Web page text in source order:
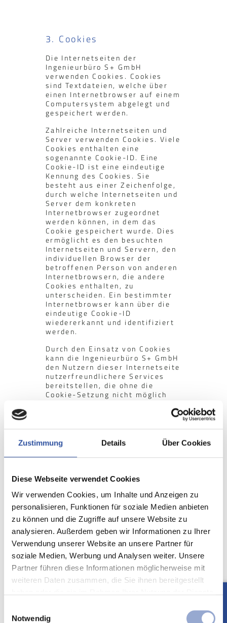
Zustimmung Details Über Cookies
Diese Webseite verwendet Cookies
Wir verwenden Cookies, um Inhalte und Anzeigen zu
personalisieren, Funktionen für soziale Medien anbieten
zu können und die Zugriffe auf unsere Website zu
analysieren. Außerdem geben wir Informationen zu Ihrer
Verwendung unserer Website an unsere Partner für
soziale Medien, Werbung und Analysen weiter. Unsere
Partner führen diese Informationen möglicherweise mit
weiteren Daten zusammen, die Sie ihnen bereitgestellt
Notwendig
3. Cookies
Die Internetseiten der
Ingenieurbüro S+ GmbH
verwenden Cookies. Cookies
sind Textdateien, welche über
einen Internetbrowser auf einem
Computersystem abgelegt und
gespeichert werden.
Zahlreiche Internetseiten und
Server verwenden Cookies. Viele
Cookies enthalten eine
sogenannte Cookie-ID. Eine
Cookie-ID ist eine eindeutige
Kennung des Cookies. Sie
besteht aus einer Zeichenfolge,
durch welche Internetseiten und
Server dem konkreten
Internetbrowser zugeordnet
werden können, in dem das
Cookie gespeichert wurde. Dies
ermöglicht es den besuchten
Internetseiten und Servern, den
individuellen Browser der
betroffenen Person von anderen
Internetbrowsern, die andere
Cookies enthalten, zu
unterscheiden. Ein bestimmter
Internetbrowser kann über die
eindeutige Cookie-ID
wiedererkannt und identifiziert
werden.
Durch den Einsatz von Cookies
kann die Ingenieurbüro S+ GmbH
den Nutzern dieser Internetseite
nutzerfreundlichere Services
bereitstellen, die ohne die
Cookie-Setzung nicht möglich
die Informationen und Angebote
auf unserer Internetseite im
Sinne des Benutzers optimiert
werden. Cookies ermöglichen
Benutzer unserer Internetseite
wiederzuerkennen. Zweck dieser
Wiedererkennung ist es, den
Nutzern die Verwendung unserer
Internetseite zu erleichtern. Der
Benutzer einer Internetseite, die
Cookies verwendet, muss
beispielsweise nicht bei jedem
Besuch der Internetseite erneut
seine Zugangsdaten eingeben,
weil dies von der Internetseite
und dem auf dem
Computersystem des Benutzers
das Cookie eines Warenkorbes